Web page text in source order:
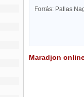
Forrás: Pallas
Maradjon